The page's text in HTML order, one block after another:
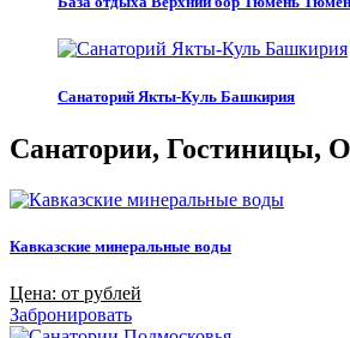
Санаторий Якты-Куль Башкирия
Санатории, Гостиницы,
Кавказские минеральные воды
Цена: от рублей
Забронировать